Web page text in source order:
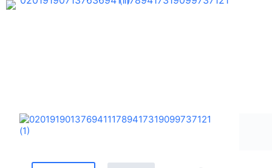
Перейти